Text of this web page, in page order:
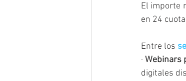
El importe
en 24
Entre los
· Webinars
digitales